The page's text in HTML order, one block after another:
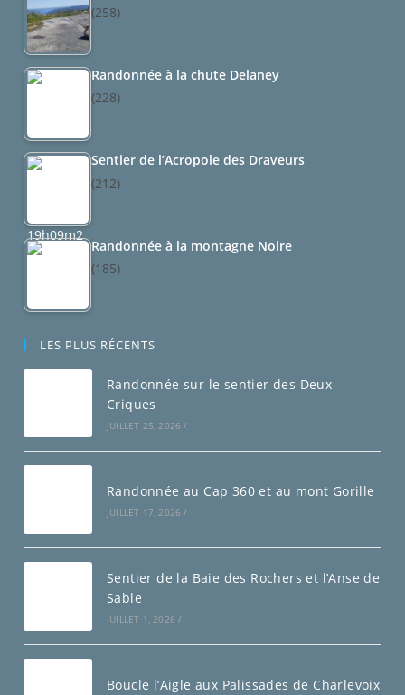
(258)
Randonnée à la chute Delaney
(228)
Sentier de l’Acropole des Draveurs
(212)
Randonnée à la montagne Noire
(185)
LES PLUS RÉCENTS
Randonnée sur le sentier des Deux-
Criques
JUILLET 25, 2026 /
Randonnée au Cap 360 et au mont Gorille
JUILLET 17, 2026 /
Sentier de la Baie des Rochers et l’Anse de
Sable
JUILLET 1, 2026 /
Boucle l’Aigle aux Palissades de Charlevoix